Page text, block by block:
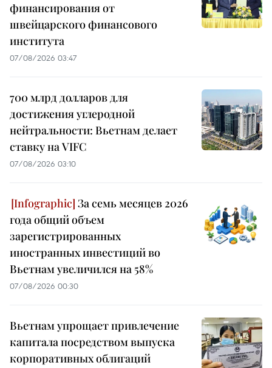
финансирования от
швейцарского финансового
института
07/08/2026 03:47
700 млрд долларов для
достижения углеродной
нейтральности: Вьетнам делает
ставку на VIFC
07/08/2026 03:10
За семь месяцев 2026
года общий объем
зарегистрированных
иностранных инвестиций во
Вьетнам увеличился на 58%
07/08/2026 00:30
Вьетнам упрощает привлечение
капитала посредством выпуска
корпоративных облигаций